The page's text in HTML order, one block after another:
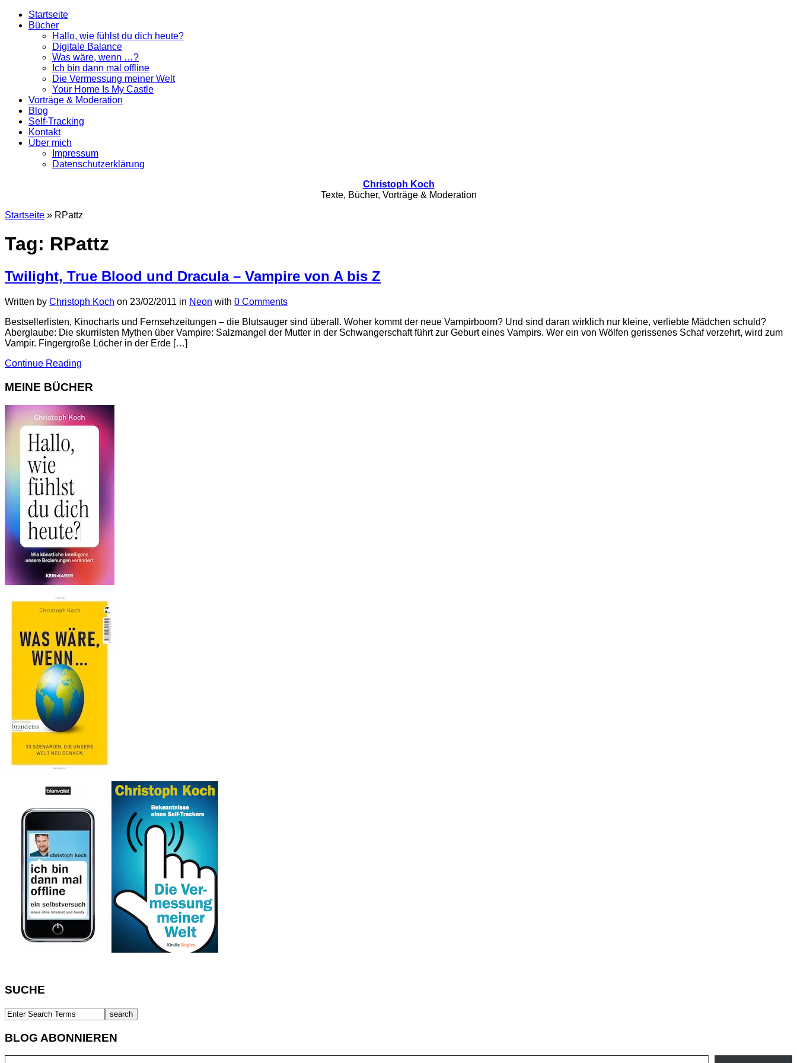
Startseite
Bücher
Hallo, wie fühlst du dich heute?
Digitale Balance
Was wäre, wenn …?
Ich bin dann mal offline
Die Vermessung meiner Welt
Your Home Is My Castle
Vorträge & Moderation
Blog
Self-Tracking
Kontakt
Über mich
Impressum
Datenschutzerklärung
Christoph Koch
Texte, Bücher, Vorträge & Moderation
Startseite » RPattz
Tag: RPattz
Twilight, True Blood und Dracula – Vampire von A bis Z
Written by Christoph Koch on 23/02/2011 in Neon with 0 Comments
Bestsellerlisten, Kinocharts und Fernsehzeitungen – die Blutsauger sind überall. Woher kommt der neue Vampirboom? Und sind daran wirklich nur kleine, verliebte Mädchen schuld?
Aberglaube: Die skurrilsten Mythen über Vampire: Salzmangel der Mutter in der Schwangerschaft führt zur Geburt eines Vampirs. Wer ein von Wölfen gerissenes Schaf verzehrt, wird zum
Vampir. Fingergroße Löcher in der Erde […]
Continue Reading
MEINE BÜCHER
SUCHE
BLOG ABONNIEREN
Gib deine E-Mail-Adresse ein ...